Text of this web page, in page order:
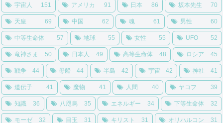
宇宙人 151 アメリカ 91 日本 86 坂本先生 70
天皇 69 中国 62 魂 61 男性 60
中等生命体 57 地球 55 女性 55 UFO 52
竜神さま 50 日本人 49 高等生命体 48 ロシア 45
戦争 44 母船 44 半島 42 宇宙 42 神社 41
遺伝子 41 魔物 41 人間 40 ヤコフ 39
知識 36 八咫烏 35 エネルギー 34 下等生命体 32
モーゼ 32 目玉 31 キリスト 31 オリハルコン 31